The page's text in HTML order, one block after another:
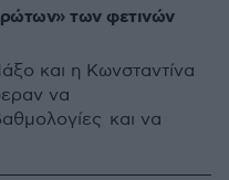
των φετινών
και η Κωνσταντίνα
να
και να